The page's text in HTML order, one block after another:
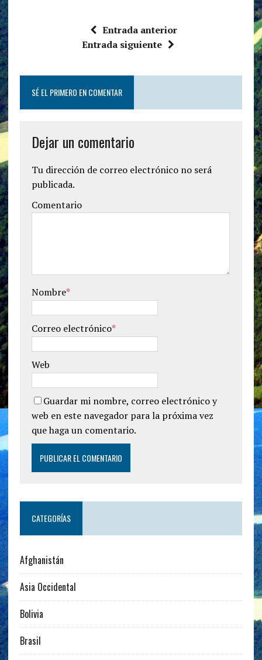
Entrada anterior
Entrada siguiente
SÉ EL PRIMERO EN COMENTAR
Dejar un comentario
Tu dirección de correo electrónico no será
publicada.
Comentario
Nombre*
Correo electrónico*
Web
Guardar mi nombre, correo electrónico y
web en este navegador para la próxima vez
que haga un comentario.
CATEGORÍAS
Afghanistán
Asia Occidental
Bolivia
Brasil